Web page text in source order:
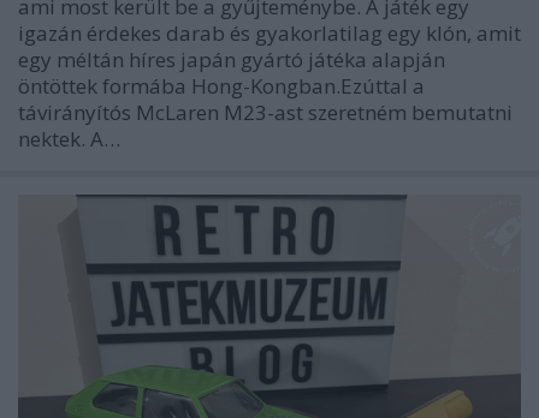
ami most került be a gyűjteménybe. A játék egy
igazán érdekes darab és gyakorlatilag egy klón, amit
egy méltán híres japán gyártó játéka alapján
öntöttek formába Hong-Kongban.Ezúttal a
távirányítós McLaren M23-ast szeretném bemutatni
nektek. A…